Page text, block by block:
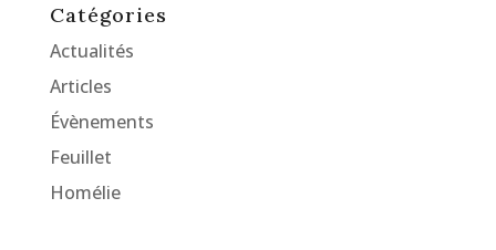
Catégories
Actualités
Articles
Évènements
Feuillet
Homélie